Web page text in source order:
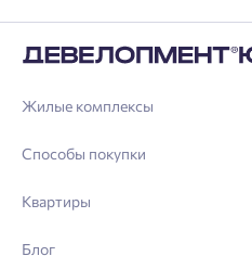
Жилые комплексы
Способы покупки
Квартиры
Блог